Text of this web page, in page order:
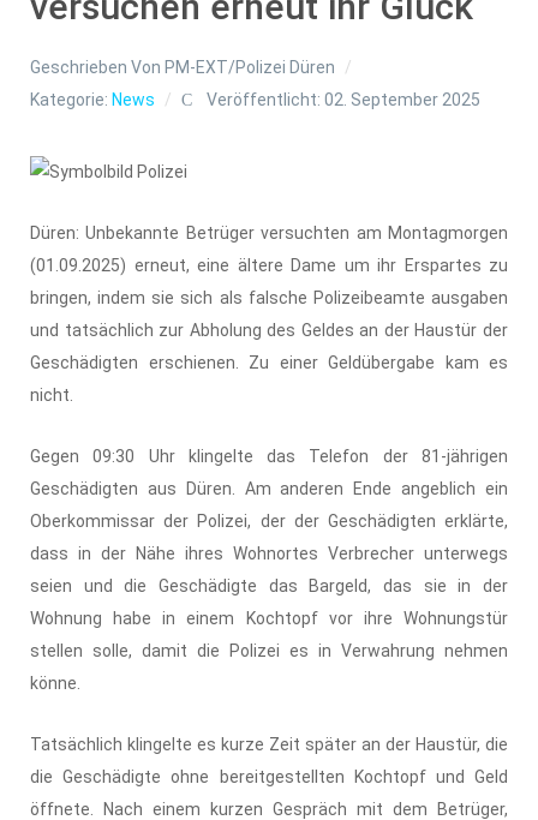
Geschrieben Von PM-EXT/Polizei Düren
Kategorie: News Veröffentlicht: 02. September 2025
Düren: Unbekannte Betrüger versuchten am Montagmorgen
(01.09.2025) erneut, eine ältere Dame um ihr Erspartes zu
bringen, indem sie sich als falsche Polizeibeamte ausgaben
und tatsächlich zur Abholung des Geldes an der Haustür der
Geschädigten erschienen. Zu einer Geldübergabe kam es
nicht.
Gegen 09:30 Uhr klingelte das Telefon der 81-jährigen
Geschädigten aus Düren. Am anderen Ende angeblich ein
Oberkommissar der Polizei, der der Geschädigten erklärte,
dass in der Nähe ihres Wohnortes Verbrecher unterwegs
seien und die Geschädigte das Bargeld, das sie in der
Wohnung habe in einem Kochtopf vor ihre Wohnungstür
stellen solle, damit die Polizei es in Verwahrung nehmen
könne.
Tatsächlich klingelte es kurze Zeit später an der Haustür, die
die Geschädigte ohne bereitgestellten Kochtopf und Geld
öffnete. Nach einem kurzen Gespräch mit dem Betrüger,